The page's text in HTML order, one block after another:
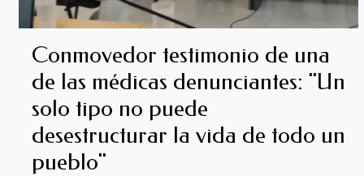
Conmovedor testimonio de una
de las médicas denunciantes: "Un
solo tipo no puede
desestructurar la vida de todo un
pueblo"